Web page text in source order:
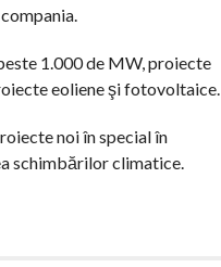
1.000 de MW, proiecte
eoliene şi fotovoltaice.
noi în special în
schimbărilor climatice.